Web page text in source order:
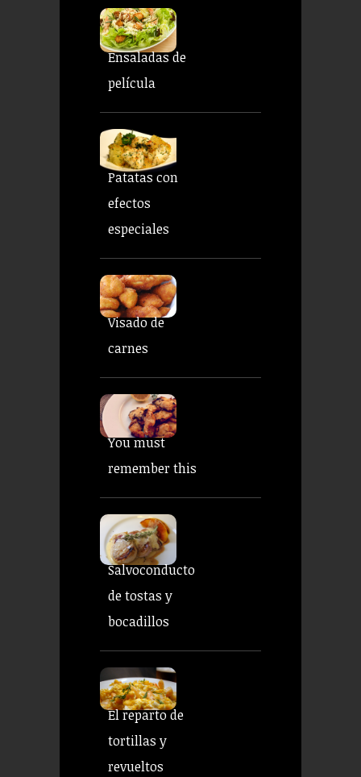
Ensaladas de
película
Patatas con
efectos
especiales
Visado de
carnes
You must
remember this
Salvoconducto
de tostas y
bocadillos
El reparto de
tortillas y
revueltos